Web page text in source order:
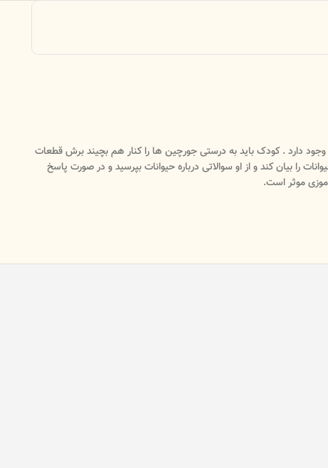
فرزند آن حیوان وجود دارد . کودک باید به درستی جورچین ها را کنار هم بچیند برش قطعات
بیان کند و از او سوالاتی درباره حیوانات بپرسید و در صورت پاسخ
موثر است.